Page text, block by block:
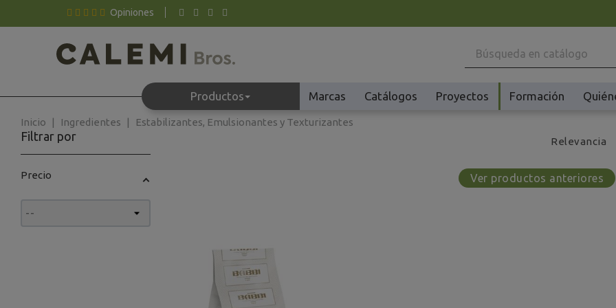
Opiniones
Productos Marcas Catálogos Proyectos Formación
Inicio Ingredientes
Estabilizantes, Emulsionantes y Texturizantes
Relevancia
Ver productos anteriores
Filtrar por
Precio